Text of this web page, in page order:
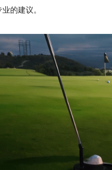
的建议。